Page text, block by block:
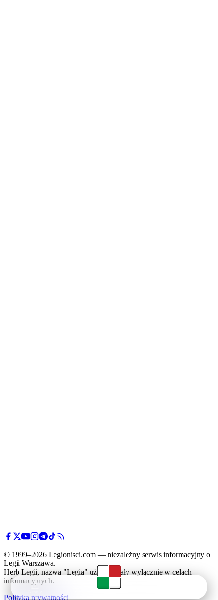
© 1999–2026 Legionisci.com — niezależny serwis informacyjny o
Legii Warszawa.
Herb Legii, nazwa "Legia" użyte zostały wyłącznie w celach
informacyjnych.
Polityka prywatności